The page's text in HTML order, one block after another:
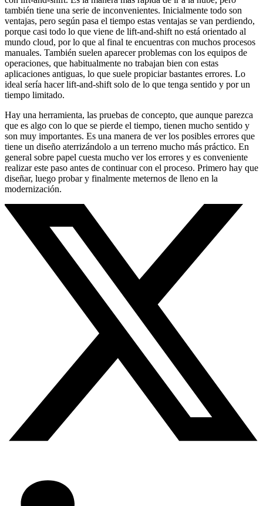
también tiene una serie de inconvenientes. Inicialmente todo son
ventajas, pero según pasa el tiempo estas ventajas se van perdiendo,
porque casi todo lo que viene de lift-and-shift no está orientado al
mundo cloud, por lo que al final te encuentras con muchos procesos
manuales. También suelen aparecer problemas con los equipos de
operaciones, que habitualmente no trabajan bien con estas
aplicaciones antiguas, lo que suele propiciar bastantes errores. Lo
ideal sería hacer lift-and-shift solo de lo que tenga sentido y por un
tiempo limitado.
Hay una herramienta, las pruebas de concepto, que aunque parezca
que es algo con lo que se pierde el tiempo, tienen mucho sentido y
son muy importantes. Es una manera de ver los posibles errores que
tiene un diseño aterrizándolo a un terreno mucho más práctico. En
general sobre papel cuesta mucho ver los errores y es conveniente
realizar este paso antes de continuar con el proceso. Primero hay que
diseñar, luego probar y finalmente meternos de lleno en la
modernización.